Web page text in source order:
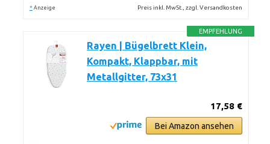
* Anzeige Preis inkl. MwSt., zzgl. Versandkosten
EMPFEHLUNG
Rayen | Bügelbrett Klein,
Kompakt, Klappbar, mit
Metallgitter, 73x31
17,58 €
Bei Amazon ansehen